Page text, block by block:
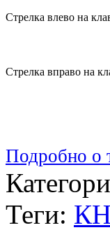
Стрелка влево на
Стрелка вправо на
Подробно о
Теги: